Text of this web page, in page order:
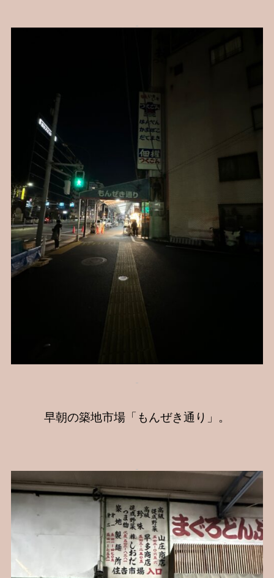
早朝の築地市場「もんぜき通り」。